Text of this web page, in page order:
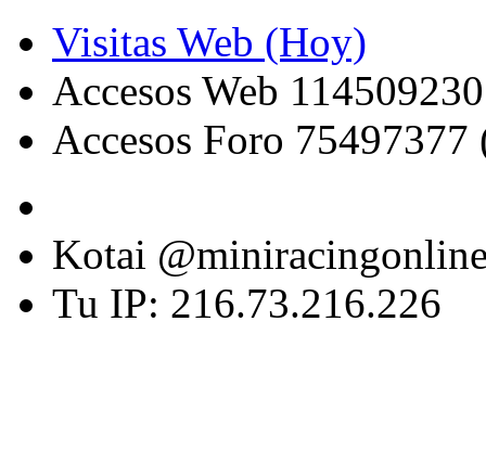
Visitas Web (Hoy)
Accesos Web
Accesos Foro 75497377
Kotai
Tu IP: 216.73.216.226